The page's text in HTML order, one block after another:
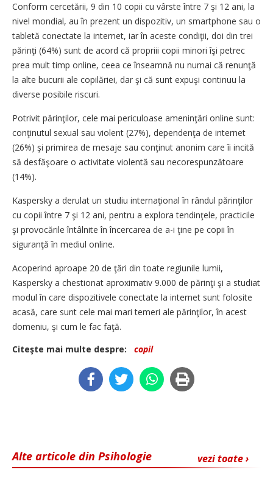
Conform cercetării, 9 din 10 copii cu vârste între 7 şi 12 ani, la
nivel mondial, au în prezent un dispozitiv, un smartphone sau o
tabletă conectate la internet, iar în aceste condiţii, doi din trei
părinţi (64%) sunt de acord că propriii copii minori îşi petrec
prea mult timp online, ceea ce înseamnă nu numai că renunţă
la alte bucurii ale copilăriei, dar şi că sunt expuşi continuu la
diverse posibile riscuri.
Potrivit părinţilor, cele mai periculoase ameninţări online sunt:
conţinutul sexual sau violent (27%), dependenţa de internet
(26%) şi primirea de mesaje sau conţinut anonim care îi incită
să desfăşoare o activitate violentă sau necorespunzătoare
(14%).
Kaspersky a derulat un studiu internaţional în rândul părinţilor
cu copii între 7 şi 12 ani, pentru a explora tendinţele, practicile
şi provocările întâlnite în încercarea de a-i ţine pe copii în
siguranţă în mediul online.
Acoperind aproape 20 de ţări din toate regiunile lumii,
Kaspersky a chestionat aproximativ 9.000 de părinţi şi a studiat
modul în care dispozitivele conectate la internet sunt folosite
acasă, care sunt cele mai mari temeri ale părinţilor, în acest
domeniu, şi cum le fac faţă.
Citeşte mai multe despre:
copil
vezi toate ›
Alte articole din Psihologie